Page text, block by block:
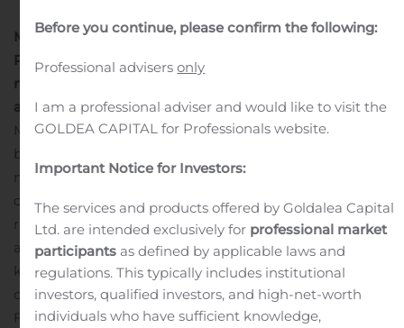
Mårten Bjellerup ny chefekonom på
Riksgälden
Riksgälden har utsett Mårten Bjellerup till
ny chefekonom och chef för avdelningen Ekonomisk
analys. Mårten tillträder sin nya befattning omgående.–
Med Mårtens djupa kompetens och breda erfarenhet
blir han ett värdefullt tillskott till ledningsgruppen. Vi är
mycket glada att han tackat ja till rollen som
chefekonom och chef för Ekonomisk analys, säger
riksgäldsdirektör Hans Lindblad.Mårten Bjellerup har
arbetat med analysfrågor på Riksgälden sedan 2014 och
kommer närmast från rollen som prognoschef. Förutom
det har han bland annat arbetat på
Finansdepartementet och Riksbanken. Sedan april i år
Before you continue, please confirm the following:
Professional advisersonly
I am a professional adviser and would like to visit the
GOLDEA CAPITAL for Professionals website.
Important Notice for Investors:
The services and products offered by Goldalea Capital
Ltd. are intended exclusively for professional market
participants as defined by applicable laws and
regulations. This typically includes institutional
investors, qualified investors, and high-net-worth
individuals who have sufficient knowledge,